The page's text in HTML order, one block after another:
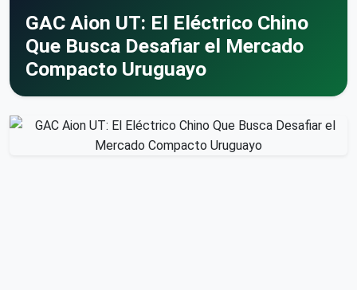
GAC Aion UT: El Eléctrico Chino
Que Busca Desafiar el Mercado
Compacto Uruguayo